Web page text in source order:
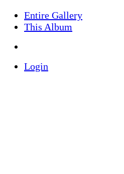
Entire Gallery
This Album
Login